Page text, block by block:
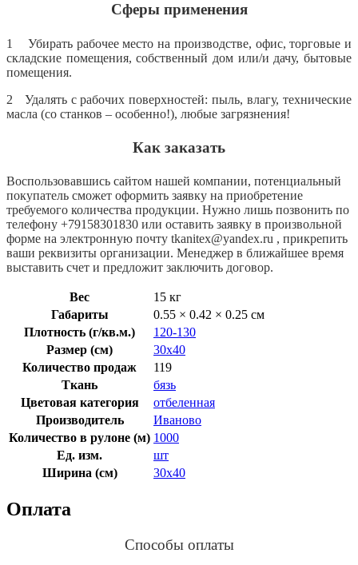
Сферы применения
1 Убирать рабочее место на производстве, офис, торговые и
складские помещения, собственный дом или/и дачу, бытовые
помещения.
2 Удалять с рабочих поверхностей: пыль, влагу, технические
масла (со станков – особенно!), любые загрязнения!
Как заказать
Воспользовавшись сайтом нашей компании, потенциальный
покупатель сможет оформить заявку на приобретение
требуемого количества продукции. Нужно лишь позвонить по
телефону +79158301830 или оставить заявку в произвольной
форме на электронную почту tkanitex@yandex.ru , прикрепить
ваши реквизиты организации. Менеджер в ближайшее время
выставить счет и предложит заключить договор.
Вес
15 кг
Габариты
0.55 × 0.42 × 0.25 см
Плотность (г/кв.м.)
120-130
Размер (см)
30х40
Количество продаж
119
Ткань
бязь
Цветовая категория
отбеленная
Производитель
Иваново
Количество в рулоне (м) 1000
Ед. изм.
шт
Ширина (см)
30х40
Оплата
Способы оплаты